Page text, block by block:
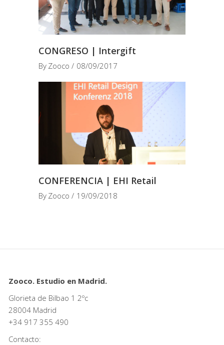
CONGRESO | Intergift
By Zooco 08/09/2017
CONFERENCIA | EHI Retail
By Zooco 19/09/2018
Zooco. Estudio en Madrid.
Glorieta de Bilbao 1 2ºc
28004 Madrid
+34 917 355 490
Contacto: